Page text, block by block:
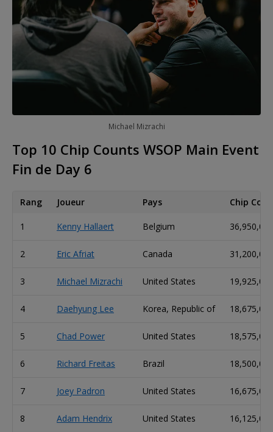
Michael Mizrachi
Top 10 Chip Counts WSOP Main Event
Fin de Day 6
Rang Joueur Pays Chip
1 Kenny Hallaert Belgium 36,950,000
2 Eric Afriat Canada 31,200,000
3 Michael Mizrachi United States 19,925,000
4 Daehyung Lee Korea, Republic of 18,675,000
5 Chad Power United States 18,575,000
6 Richard Freitas Brazil 18,500,000
7 Joey Padron United States 16,675,000
8 Adam Hendrix United States 16,125,000